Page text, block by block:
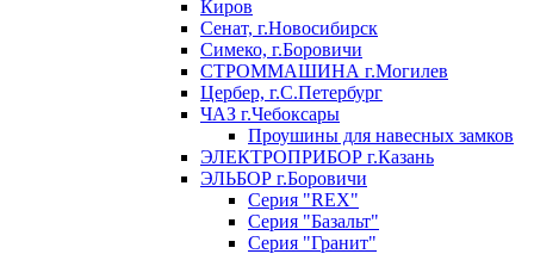
Киров
Сенат, г.Новосибирск
Симеко, г.Боровичи
СТРОММАШИНА г.Могилев
Цербер, г.С.Петербург
ЧАЗ г.Чебоксары
Проушины для навесных замков
ЭЛЕКТРОПРИБОР г.Казань
ЭЛЬБОР г.Боровичи
Серия "REX"
Серия "Базальт"
Серия "Гранит"